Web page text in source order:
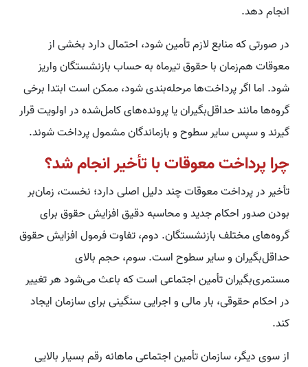
انجام دهد.
در صورتی که منابع لازم تأمین شود، احتمال دارد بخشی از
معوقات هم‌زمان با حقوق تیرماه به حساب بازنشستگان واریز
شود. اما اگر پرداخت‌ها مرحله‌بندی شود، ممکن است ابتدا برخی
گروه‌ها مانند حداقل‌بگیران یا پرونده‌های کامل‌شده در اولویت قرار
گیرند و سپس سایر سطوح و بازماندگان مشمول پرداخت شوند.
چرا پرداخت معوقات با تأخیر انجام شد؟
تأخیر در پرداخت معوقات چند دلیل اصلی دارد؛ نخست، زمان‌بر
بودن صدور احکام جدید و محاسبه دقیق افزایش حقوق برای
گروه‌های مختلف بازنشستگان. دوم، تفاوت فرمول افزایش حقوق
حداقل‌بگیران و سایر سطوح است. سوم، حجم بالای
مستمری‌بگیران تأمین اجتماعی است که باعث می‌شود هر تغییر
در احکام حقوقی، بار مالی و اجرایی سنگینی برای سازمان ایجاد
کند.
از سوی دیگر، سازمان تأمین اجتماعی ماهانه رقم بسیار بالایی